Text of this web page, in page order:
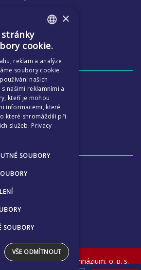
in Prague - Anglické gymnázium, o. p. s.
×
cookie.
reklam a analýze
soubory cookie.
našich
našimi reklamními a
kteří je mohou
informacemi, které
které shromáždili při
služeb. Privacy
SOUBORY
SOUBORY
VŠE ODMÍTNOUT